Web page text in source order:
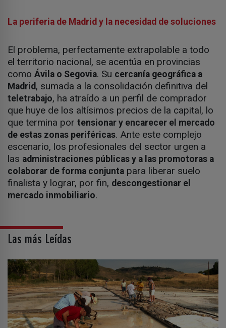
La periferia de Madrid y la necesidad de soluciones
El problema, perfectamente extrapolable a todo
el territorio nacional, se acentúa en provincias
como Ávila o Segovia. Su cercanía geográfica a
Madrid , sumada a la consolidación definitiva del
teletrabajo, ha atraído a un perfil de comprador
que huye de los altísimos precios de la capital, lo
que termina por tensionar y encarecer el mercado
de estas zonas periféricas. Ante este complejo
escenario, los profesionales del sector urgen a
las administraciones públicas y a las promotoras a
colaborar de forma conjunta para liberar suelo
finalista y lograr, por fin, descongestionar el
mercado inmobiliario.
Las más Leídas